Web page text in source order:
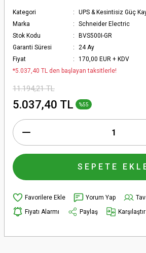
Kategori
UPS & Kesintisiz Güç
Marka
Schneider Electric
Stok Kodu
BVS500I-GR
Garanti Süresi
24 Ay
Fiyat
170,00 EUR + KDV
*5.037,40 TL den başlayan taksitlerle!
11.194,21 TL
5.037,40 TL %55
SEPETE
Yorum Yap
Fiyatı Alarmı
Paylaş Karşılaştır